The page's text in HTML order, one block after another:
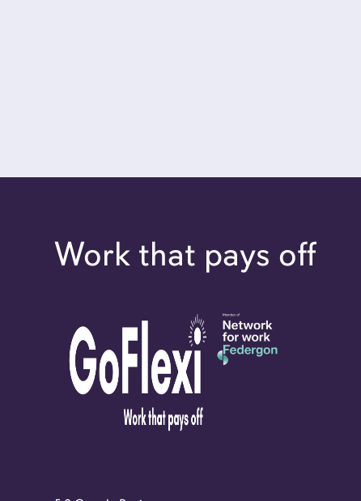
Work that pays off